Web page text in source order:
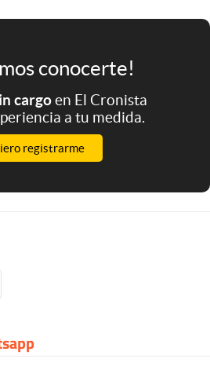
conocerte!
cargoen El Cronista
a tu medida.
registrarme